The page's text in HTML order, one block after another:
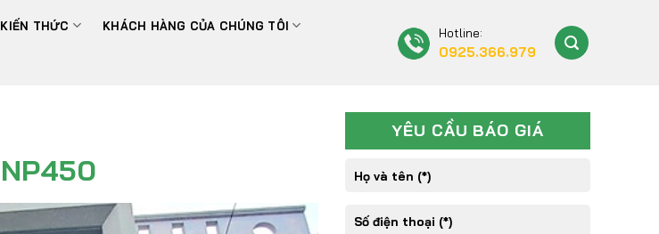
KIẾN THỨC KHÁCH HÀNG CỦA CHÚNG TÔI Hotline:
0925.366.979
YÊU CẦU BÁO GIÁ